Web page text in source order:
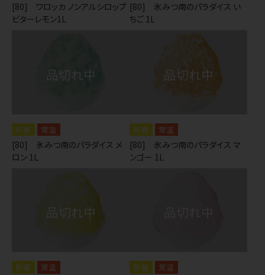
[80] ワロッカ ノンアルシロップ
ビターレモン1L
[80] 氷みつ南のパラダイス い
ちご 1L
常温
[80] 氷みつ南のパラダイス メ
ロン 1L
常温
[80] 氷みつ南のパラダイス マ
ンゴー 1L
常温 常温